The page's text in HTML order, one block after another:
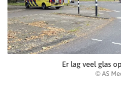
Er lag veel glas
© AS